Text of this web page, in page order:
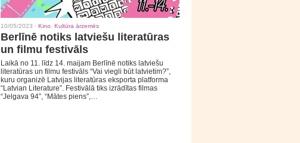
10/05/2023 · Kino Kultūra ārzemēs
Berlīnē notiks latviešu literatūras
un filmu festivāls
Laikā no 11. līdz 14. maijam Berlīnē notiks latviešu
literatūras un filmu festivāls “Vai viegli būt latvietim?”,
kuru organizē Latvijas literatūras eksporta platforma
“Latvian Literature”. Festivālā tiks izrādītas filmas
“Jelgava 94”, “Mātes piens”,…